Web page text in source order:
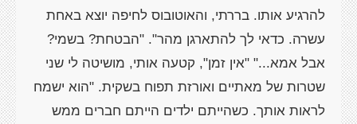
להרגיע אותו. בררתי, והאוטובוס לחיפה יוצא באחת
עשרה. כדאי לך להתארגן מהר". "הבטחת? בשמי?
אבל אמא..." "אין זמן", קטעה אותי, מושיטה לי שני
שטרות של מאתיים ואורזת תפוח בשקית. "הוא ישמח
לראות אותך. כשהייתם ילדים הייתם חברים ממש